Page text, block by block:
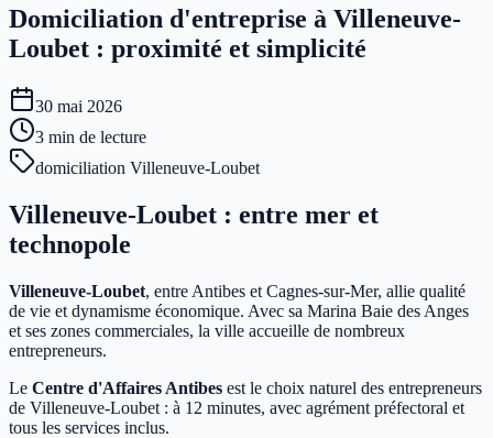
Domiciliation d'entreprise à Villeneuve-
Loubet : proximité et simplicité
30 mai 2026
3 min de lecture
domiciliation Villeneuve-Loubet
Villeneuve-Loubet : entre mer et
technopole
Villeneuve-Loubet, entre Antibes et Cagnes-sur-Mer, allie qualité
de vie et dynamisme économique. Avec sa Marina Baie des Anges
et ses zones commerciales, la ville accueille de nombreux
entrepreneurs.
Le Centre d'Affaires Antibes est le choix naturel des entrepreneurs
de Villeneuve-Loubet : à 12 minutes, avec agrément préfectoral et
tous les services inclus.